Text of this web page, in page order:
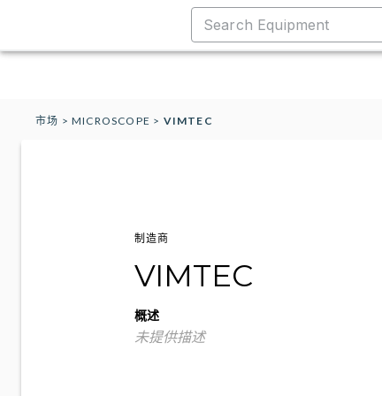
市场 >MICROSCOPE > VIMTEC
制造商
VIMTEC
概述
未提供描述